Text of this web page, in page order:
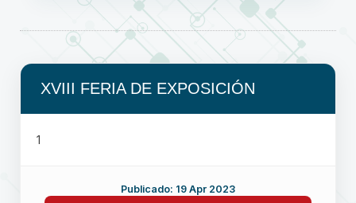
XVIII FERIA DE EXPOSICIÓN
1
Publicado: 19 Apr 2023